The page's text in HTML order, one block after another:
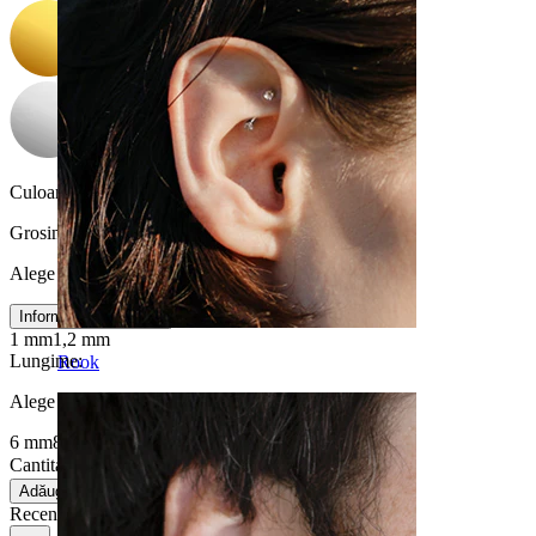
Rook
Culoare piatră:
Transparent
Grosimea firului:
Alege Grosimea firului
Informații dimensiuni
1 mm1,2 mm
Lungime:
Alege Lungime
6 mm8 mm
Cantitate: 1
Schimbă
Adăugă în coș
Recenzii produs